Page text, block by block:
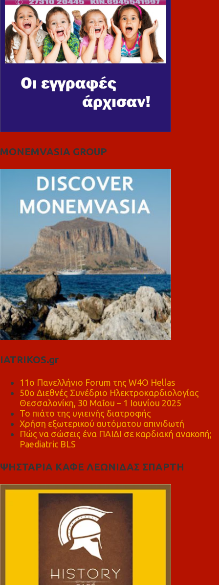
MONEMVASIA GROUP
IATRIKOS.gr
11ο Πανελλήνιο Forum της W4O Hellas
50ο Διεθνές Συνέδριο Ηλεκτροκαρδιολογίας
Θεσσαλονίκη, 30 Μαΐου – 1 Ιουνίου 2025
Το πιάτο της υγιεινής διατροφής
Χρήση εξωτερικού αυτόματου απινιδωτή
Πώς να σώσεις ένα ΠΑΙΔΙ σε καρδιακή ανακοπή;
Paediatric BLS
ΨΗΣΤΑΡΙΑ ΚΑΦΕ ΛΕΩΝΙΔΑΣ ΣΠΑΡΤΗ